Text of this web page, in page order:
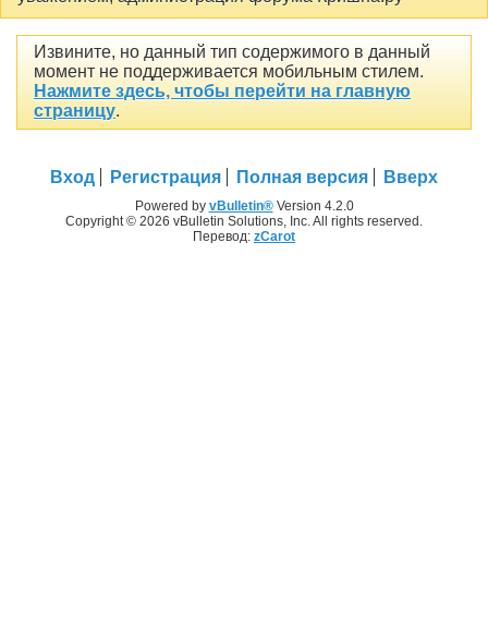
Извините, но данный тип содержимого в данный
момент не поддерживается мобильным стилем.
Нажмите здесь, чтобы перейти на главную
страницу.
Вход Регистрация Полная версия Вверх
Powered by vBulletin®Version 4.2.0
Copyright © 2026 vBulletin Solutions, Inc. All rights reserved.
Перевод: zCarot